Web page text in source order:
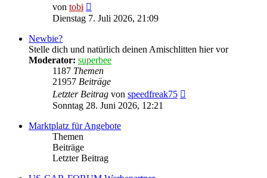
von tobi
Beitrag
Dienstag 7. Juli 2026, 21:09
Newbie?
Stelle dich und natürlich deinen Amischlitten hier vor
Moderator: superbee
1187 Themen
21957 Beiträge
Letzter Beitrag von speedfreak75
Sonntag 28. Juni 2026, 12:21
Marktplatz für Angebote
Themen
Beiträge
Letzter Beitrag